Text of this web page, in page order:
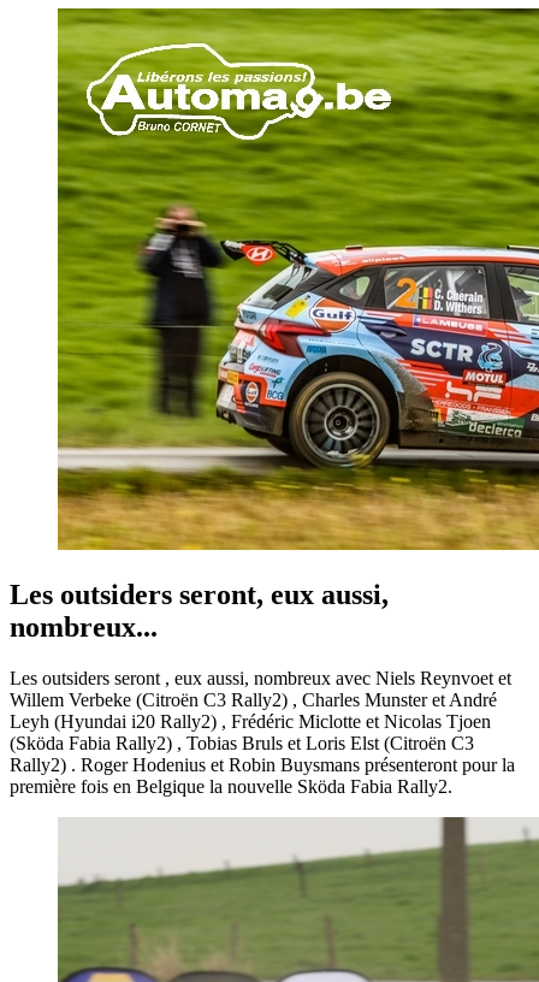
Les outsiders seront, eux aussi,
nombreux...
Les outsiders seront , eux aussi, nombreux avec Niels Reynvoet et
Willem Verbeke (Citroën C3 Rally2) , Charles Munster et André
Leyh (Hyundai i20 Rally2) , Frédéric Miclotte et Nicolas Tjoen
(Sköda Fabia Rally2) , Tobias Bruls et Loris Elst (Citroën C3
Rally2) . Roger Hodenius et Robin Buysmans présenteront pour la
première fois en Belgique la nouvelle Sköda Fabia Rally2.